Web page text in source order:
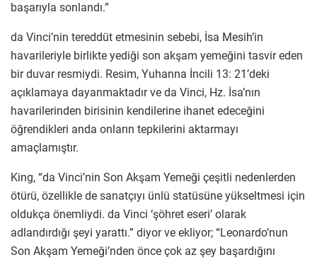
başarıyla sonlandı.”
da Vinci’nin tereddüt etmesinin sebebi, İsa Mesih’in
havarileriyle birlikte yediği son akşam yemeğini tasvir eden
bir duvar resmiydi. Resim, Yuhanna İncili 13: 21’deki
açıklamaya dayanmaktadır ve da Vinci, Hz. İsa’nın
havarilerinden birisinin kendilerine ihanet edeceğini
öğrendikleri anda onların tepkilerini aktarmayı
amaçlamıştır.
King, “da Vinci’nin Son Akşam Yemeği çeşitli nedenlerden
ötürü, özellikle de sanatçıyı ünlü statüsüne yükseltmesi için
oldukça önemliydi. da Vinci ‘şöhret eseri’ olarak
adlandırdığı şeyi yarattı.” diyor ve ekliyor; “Leonardo’nun
Son Akşam Yemeği’nden önce çok az şey başardığını